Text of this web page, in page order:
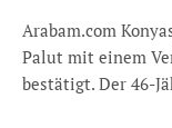
Arabam.com
Palut mit einem
bestätigt. Der 46-